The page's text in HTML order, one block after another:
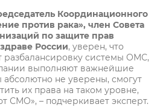
Координационного
против рака», член Совета
по защите прав
России, уверен, что
разбалансировку системы ОМС,
выполняют важнейшие
не уверены, смогут
их права на таком уровне,
СМО», – подчеркивает эксперт.